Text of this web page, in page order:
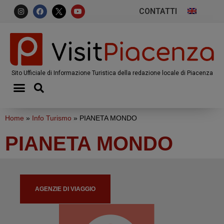
CONTATTI
Sito Ufficiale di Informazione Turistica della redazione locale di Piacenza
Home » Info Turismo » PIANETA MONDO
PIANETA MONDO
AGENZIE DI VIAGGIO